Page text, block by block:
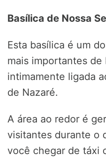
Basílica de Nossa
Esta basílica é um
mais importantes de
intimamente ligada
de Nazaré.
A área ao redor é
visitantes durante o
você chegar de táxi